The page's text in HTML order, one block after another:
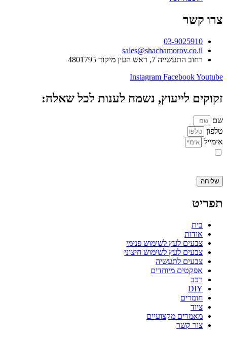
צרו קשר
03-9025910
sales@shachamorov.co.il
רחוב התעשייה 7, ראש העין מיקוד 4801795
Instagram FacebookYoutube
זקוקים לייעוץ, נשמח לענות לכל שאלה:
שם
טלפון
אימייל
שליחה
תפריט
בית
אודות
צבעים לעץ לשימוש פנימי
צבעים לעץ לשימוש חיצוני
צבעים לתעשיה
אפקטים מיוחדים
רכב
DIY
חומרים
ציוד
מאמרים מקצועיים
צור קשר